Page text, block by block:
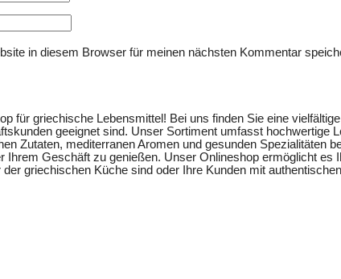
in diesem Browser für meinen nächsten Kommentar
für griechische Lebensmittel! Bei uns finden Sie eine
geeignet sind. Unser Sortiment umfasst hochwertige
Zutaten, mediterranen Aromen und gesunden Spezialitäten
Ihrem Geschäft zu genießen. Unser Onlineshop ermöglicht
der griechischen Küche sind oder Ihre Kunden mit